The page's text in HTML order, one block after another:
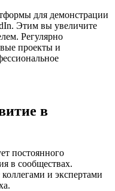
для демонстрации
Этим вы увеличите
Регулярно
проекты и
в
постоянного
в сообществах.
и экспертами